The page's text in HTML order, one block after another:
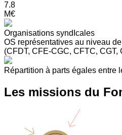
7.8
M€
Organisations syndIcales
OS représentatives au niveau
(CFDT, CFE-CGC, CFTC, CGT,
Répartition à parts égales entre
Les missions du